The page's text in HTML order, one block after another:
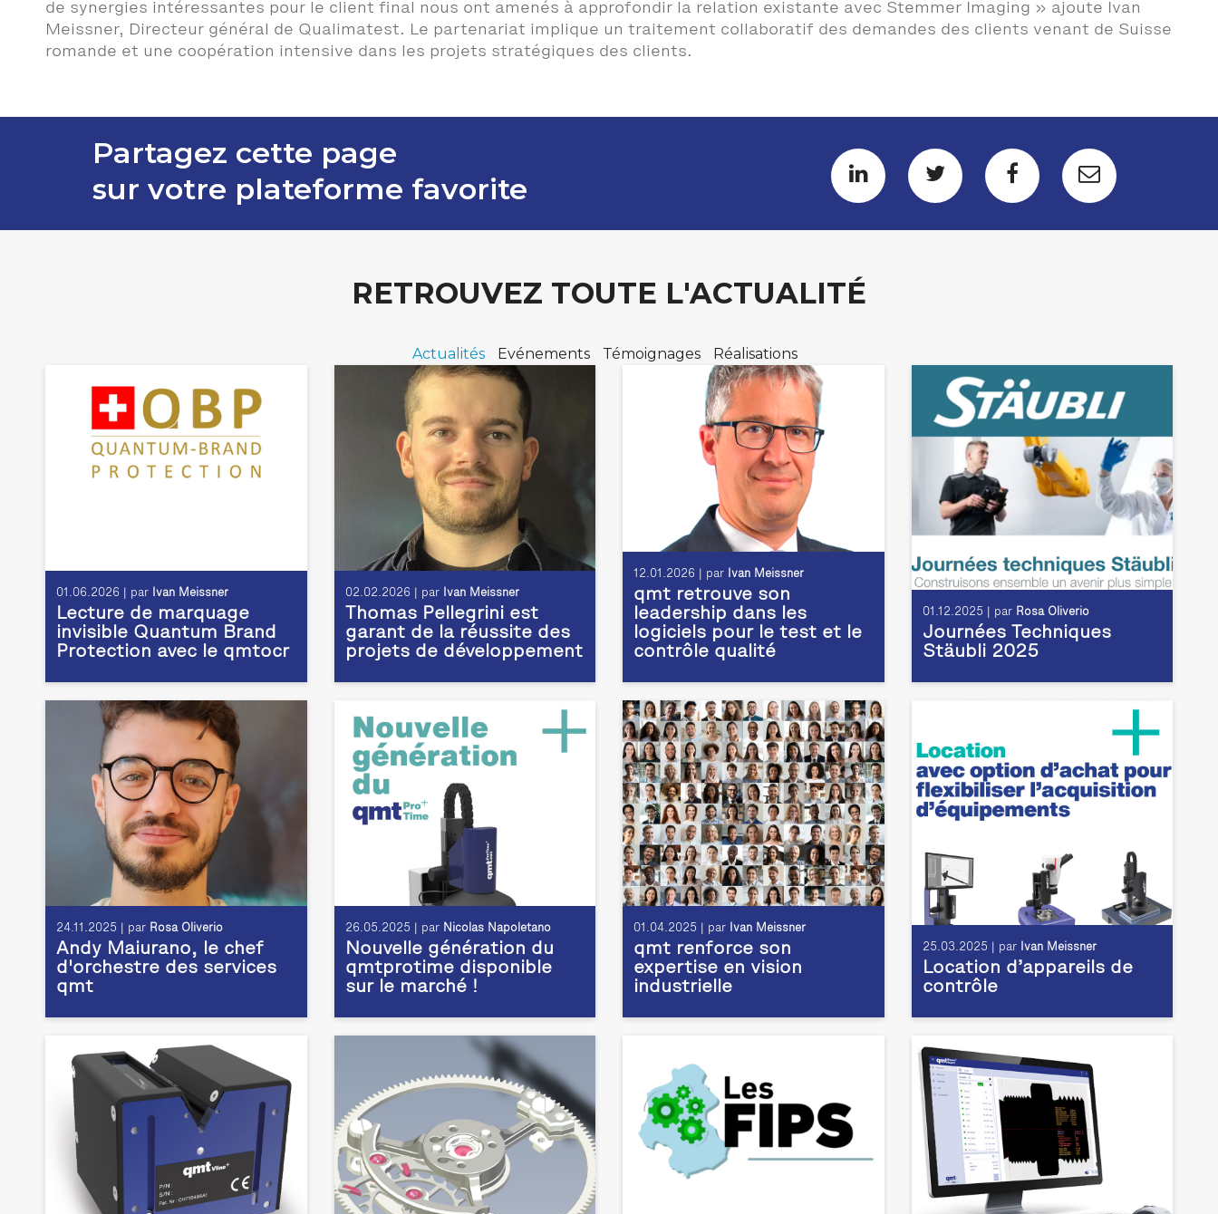
de synergies intéressantes pour le client final nous ont amenés à approfondir la relation existante avec Stemmer Imaging » ajoute Ivan
Meissner, Directeur général de Qualimatest. Le partenariat implique un traitement collaboratif des demandes des clients venant de Suisse
romande et une coopération intensive dans les projets stratégiques des clients.
Partagez cette page
sur votre plateforme favorite
RETROUVEZ TOUTE L'ACTUALITÉ
Actualités Evénements Témoignages Réalisations
01.06.2026 | par Ivan Meissner
Lecture de marquage
invisible Quantum Brand
Protection avec le qmtocr
02.02.2026 | par Ivan Meissner
Thomas Pellegrini est
garant de la réussite des
projets de développement
12.01.2026 | par Ivan Meissner
qmt retrouve son
leadership dans les
logiciels pour le test et le
contrôle qualité
01.12.2025 | par Rosa Oliverio
Journées Techniques
Stäubli 2025
24.11.2025 | par Rosa Oliverio
Andy Maiurano, le chef
d'orchestre des services
qmt
26.05.2025 | par Nicolas Napoletano
Nouvelle génération du
qmtprotime disponible
sur le marché !
01.04.2025 | par Ivan Meissner
qmt renforce son
expertise en vision
industrielle
25.03.2025 | par Ivan Meissner
Location d’appareils de
contrôle